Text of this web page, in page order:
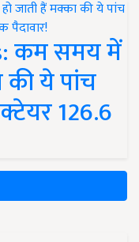
कम समय में
की ये पांच
126.6